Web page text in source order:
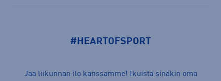
#HEARTOFSPORT
Jaa liikunnan ilo kanssamme! Ikuista sinäkin oma